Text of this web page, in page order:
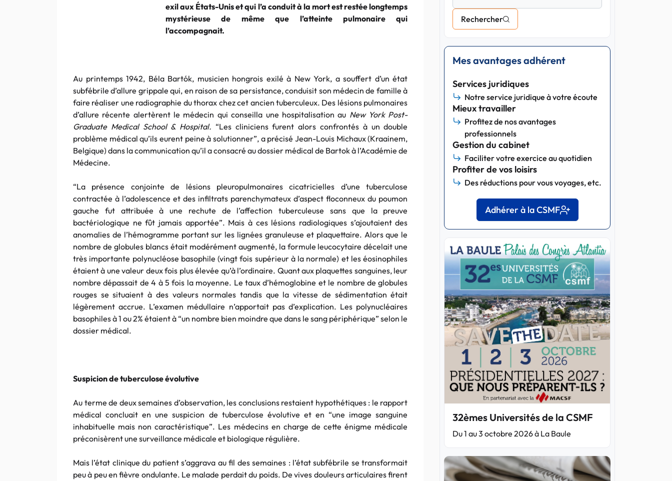
exil aux États-Unis et qui l’a conduit à la mort est restée longtemps
mystérieuse de même que l’atteinte pulmonaire qui
l’accompagnait.
Au printemps 1942, Béla Bartók, musicien hongrois exilé à New York, a souffert d’un état
subfébrile d’allure grippale qui, en raison de sa persistance, conduisit son médecin de famille à
faire réaliser une radiographie du thorax chez cet ancien tuberculeux. Des lésions pulmonaires
d’allure récente alertèrent le médecin qui conseilla une hospitalisation au New York Post-
Graduate Medical School & Hospital. “Les cliniciens furent alors confrontés à un double
problème médical qu’ils eurent peine à solutionner”, a précisé Jean-Louis Michaux (Kraainem,
Belgique) dans la communication qu’il a consacré au dossier médical de Bartok à l’Académie de
Médecine.
“La présence conjointe de lésions pleuropulmonaires cicatricielles d’une tuberculose
contractée à l’adolescence et des infiltrats parenchymateux d’aspect floconneux du poumon
gauche fut attribuée à une rechute de l’affection tuberculeuse sans que la preuve
bactériologique ne fût jamais apportée”. Mais à ces lésions radiologiques s’ajoutaient des
anomalies de l’hémogramme portant sur les lignées granuleuse et plaquettaire. Alors que le
nombre de globules blancs était modérément augmenté, la formule leucocytaire décelait une
très importante polynucléose basophile (vingt fois supérieur à la normale) et les éosinophiles
étaient à une valeur deux fois plus élevée qu’à l’ordinaire. Quant aux plaquettes sanguines, leur
nombre dépassait de 4 à 5 fois la moyenne. Le taux d’hémoglobine et le nombre de globules
rouges se situaient à des valeurs normales tandis que la vitesse de sédimentation était
légèrement accrue. L’examen médullaire n’apportait pas d’explication. Les polynucléaires
basophiles à 1 ou 2% étaient à “un nombre bien moindre que dans le sang périphérique” selon le
dossier médical.
Suspicion de tuberculose évolutive
Au terme de deux semaines d’observation, les conclusions restaient hypothétiques : le rapport
médical concluait en une suspicion de tuberculose évolutive et en “une image sanguine
inhabituelle mais non caractéristique”. Les médecins en charge de cette énigme médicale
préconisèrent une surveillance médicale et biologique régulière.
Mais l’état clinique du patient s’aggrava au fil des semaines : l’état subfébrile se transformait
peu à peu en fièvre ondulante. Le malade perdait du poids. De vives douleurs articulaires firent
Rechercher
Mes avantages adhérent
Services juridiques
Notre service juridique à votre écoute
Mieux travailler
Profitez de nos avantages
professionnels
Gestion du cabinet
Faciliter votre exercice au quotidien
Profiter de vos loisirs
Des réductions pour vous voyages, etc.
Adhérer à la CSMF
32èmes Universités de la CSMF
Du 1 au 3 octobre 2026 à La Baule